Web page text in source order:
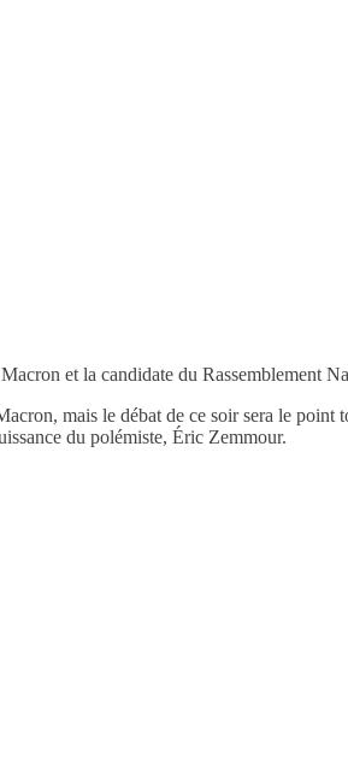
et la candidate du Rassemblement
mais le débat de ce soir sera le
du polémiste, Éric Zemmour.